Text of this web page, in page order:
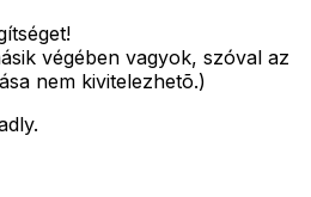
végében vagyok, szóval az
nem kivitelezhetõ.)